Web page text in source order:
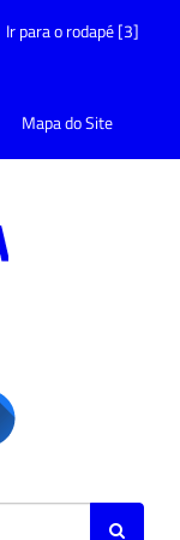
Ir para o rodapé [3]
Mapa do Site